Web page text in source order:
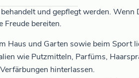
und gepflegt werden. Wenn
Freude bereiten.
Haus und Garten sowie beim Sport
wie Putzmitteln, Parfüms,
hinterlassen.